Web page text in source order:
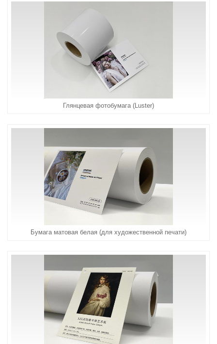
Глянцевая фотобумага (Luster)
Бумага матовая белая (для художественной печати)